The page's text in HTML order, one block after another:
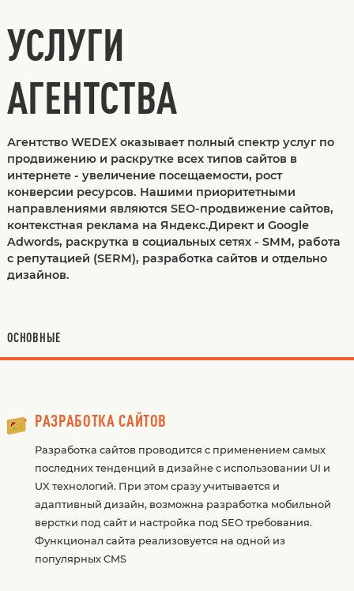
УСЛУГИ
АГЕНТСТВА
Агентство WEDEX оказывает полный спектр услуг по
продвижению и раскрутке всех типов сайтов в
интернете - увеличение посещаемости, рост
конверсии ресурсов. Нашими приоритетными
направлениями являются SEO-продвижение сайтов,
контекстная реклама на Яндекс.Директ и Google
Adwords, раскрутка в социальных сетях - SMM, работа
с репутацией (SERM), разработка сайтов и отдельно
дизайнов.
ОСНОВНЫЕ
РАЗРАБОТКА САЙТОВ
Разработка сайтов проводится с применением самых
последних тенденций в дизайне с использовании UI и
UX технологий. При этом сразу учитывается и
адаптивный дизайн, возможна разработка мобильной
верстки под сайт и настройка под SEO требования.
Функционал сайта реализовуется на одной из
популярных CMS